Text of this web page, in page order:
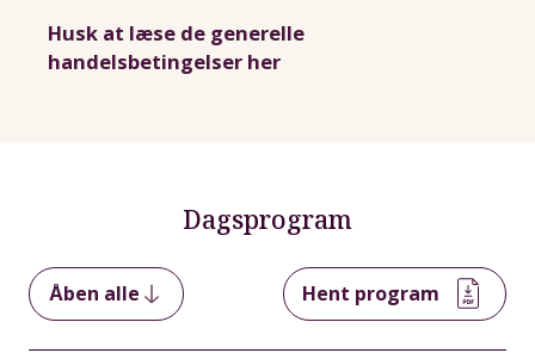
Husk at læse de generelle
handelsbetingelser her
Dagsprogram
Åben alle Hent program